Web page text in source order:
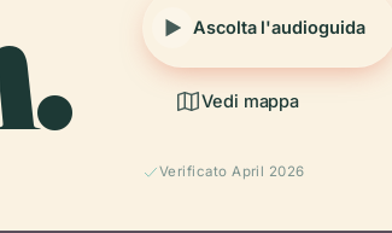
Ascolta l'audioguida
Vedi mappa
Verificato April 2026